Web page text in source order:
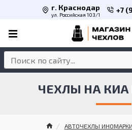
г. Краснодар
ул. Российская 103/1
+7
АВТОЧЕХЛЫ ИНОМАРКИ
ЧЕХЛЫ НА